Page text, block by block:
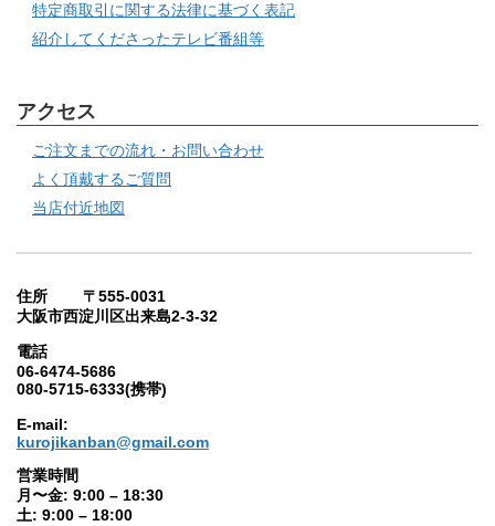
特定商取引に関する法律に基づく表記
紹介してくださったテレビ番組等
アクセス
ご注文までの流れ・お問い合わせ
よく頂戴するご質問
当店付近地図
住所 〒555-0031
大阪市西淀川区出来島2-3-32
電話
06-6474-5686
080-5715-6333(携帯)
E-mail:
kurojikanban@gmail.com
営業時間
月〜金: 9:00 – 18:30
土: 9:00 – 18:00